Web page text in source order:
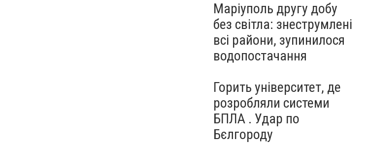
Маріуполь другу добу
без світла: знеструмлені
всі райони, зупинилося
водопостачання
Горить університет, де
розробляли системи
БПЛА . Удар по
Бєлгороду